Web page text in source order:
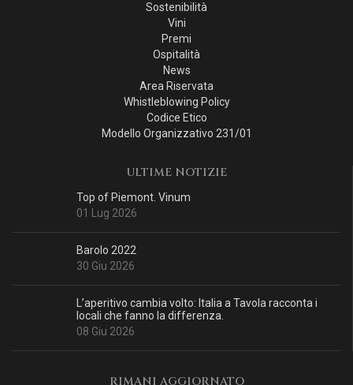
Sostenibilità
Vini
Premi
Ospitalità
News
Area Riservata
Whistleblowing Policy
Codice Etico
Modello Organizzativo 231/01
ULTIME NOTIZIE
Top of Piemont. Vinum
01 Lug 2026
Barolo 2022
30 Giu 2026
L’aperitivo cambia volto: Italia a Tavola racconta i
locali che fanno la differenza.
08 Giu 2026
RIMANI AGGIORNATO